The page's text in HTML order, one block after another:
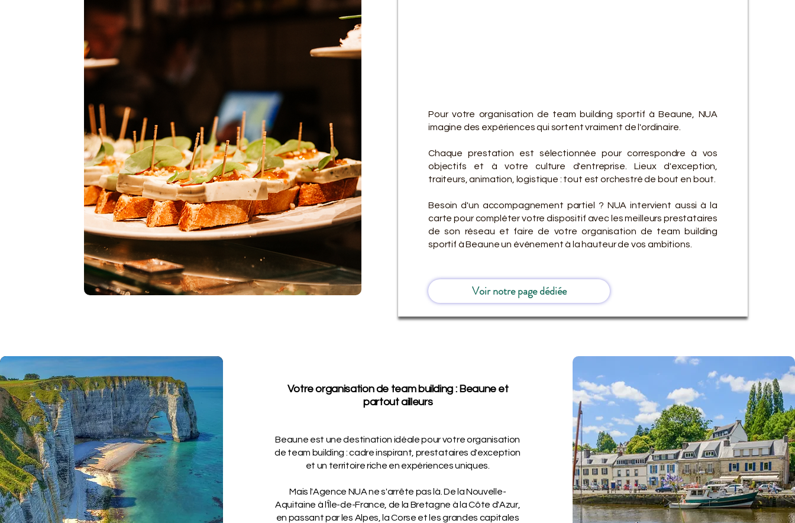
DES
DES
Pour votre organisation de team building sportif à Beaune, NUA
imagine des expériences qui sortent vraiment de l'ordinaire.
Chaque prestation est sélectionnée pour correspondre à vos
objectifs et à votre culture d'entreprise. Lieux d'exception,
traiteurs, animation, logistique : tout est orchestré de bout en bout.
Besoin d'un accompagnement partiel ? NUA intervient aussi à la
carte pour compléter votre dispositif avec les meilleurs prestataires
de son réseau et faire de votre organisation de team building
sportif à Beaune un événement à la hauteur de vos ambitions.
Voir notre page dédiée
Votre organisation de team building : Beaune et
partout ailleurs
Beaune est une destination idéale pour votre organisation
de team building : cadre inspirant, prestataires d'exception
et un territoire riche en expériences uniques.
Mais l'Agence NUA ne s'arrête pas là. De la Nouvelle-
Aquitaine à l'Île-de-France, de la Bretagne à la Côte d'Azur,
en passant par les Alpes, la Corse et les grandes capitales